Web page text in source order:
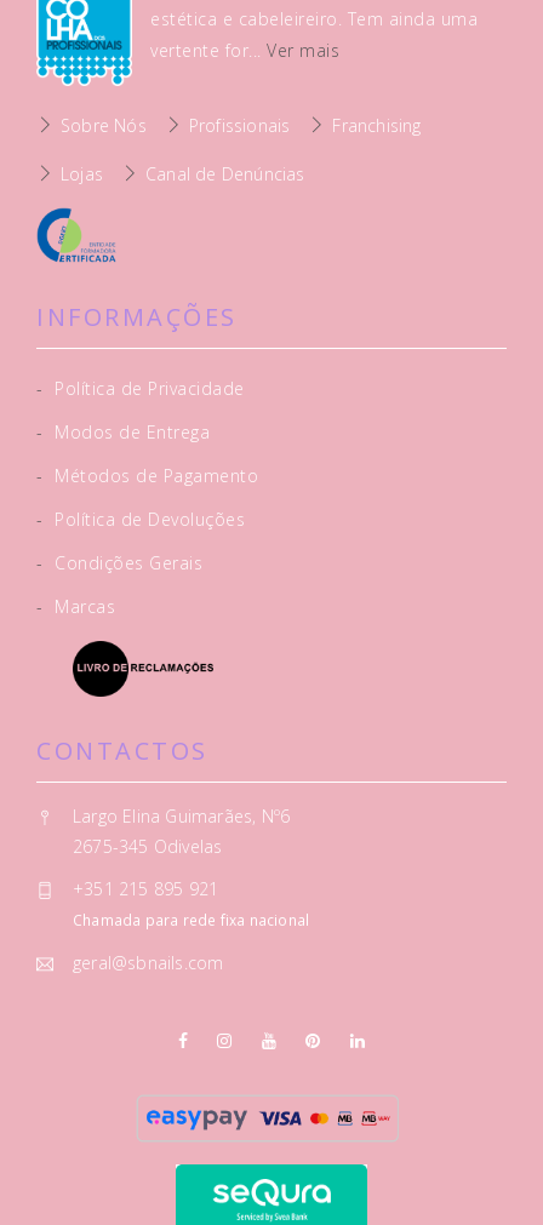
estética e cabeleireiro. Tem ainda uma
vertente for...Ver mais
Sobre Nós Profissionais Franchising
Lojas Canal de Denúncias
INFORMAÇÕES
-
Política de Privacidade
-
Modos de Entrega
-
Métodos de Pagamento
-
Política de Devoluções
-
Condições Gerais
-
Marcas
CONTACTOS
Largo Elina Guimarães, Nº6
2675-345 Odivelas
+351 215 895 921
Chamada para rede fixa nacional
geral@sbnails.com